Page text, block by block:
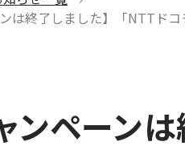
ンは終了しました】「NTTド
ンペーン